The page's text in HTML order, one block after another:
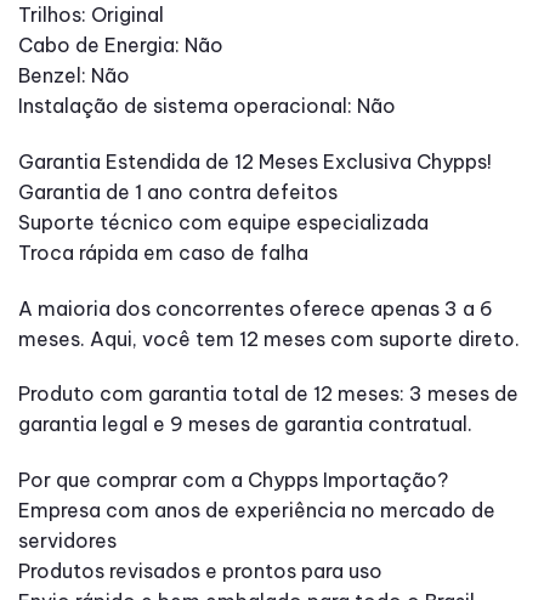
Trilhos: Original
Cabo de Energia: Não
Benzel: Não
Instalação de sistema operacional: Não
Garantia Estendida de 12 Meses Exclusiva Chypps!
Garantia de 1 ano contra defeitos
Suporte técnico com equipe especializada
Troca rápida em caso de falha
A maioria dos concorrentes oferece apenas 3 a 6
meses. Aqui, você tem 12 meses com suporte direto.
Produto com garantia total de 12 meses: 3 meses de
garantia legal e 9 meses de garantia contratual.
Por que comprar com a Chypps Importação?
Empresa com anos de experiência no mercado de
servidores
Produtos revisados e prontos para uso